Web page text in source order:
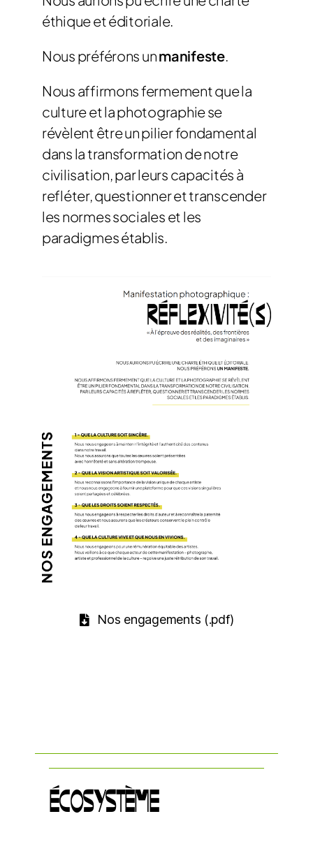
éthique et éditoriale.
Nous préférons unmanifeste.
Nous affirmons fermement que la
culture et la photographie se
révèlent être un pilier fondamental
dans la transformation de notre
civilisation, par leurs capacités à
refléter, questionner et transcender
les normes sociales et les
paradigmes établis.
Nos engagements (.pdf)
ÉCOSYSTÈME